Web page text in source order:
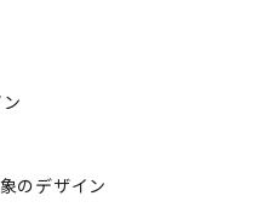
のデザイン